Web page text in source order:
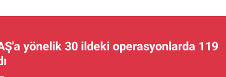
yönelik 30 ildeki operasyonlarda 119